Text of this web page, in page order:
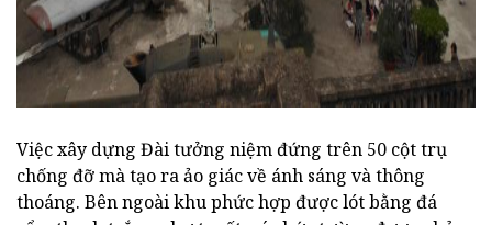
Việc xây dựng Đài tưởng niệm đứng trên 50 cột trụ
chống đỡ mà tạo ra ảo giác về ánh sáng và thông
thoáng. Bên ngoài khu phức hợp được lót bằng đá